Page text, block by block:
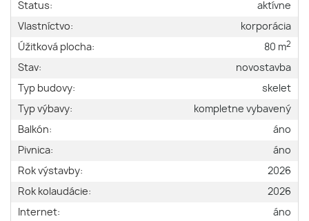
Status:
aktívne
Vlastníctvo:
korporácia
Úžitková plocha:
80 m2
Stav:
novostavba
Typ budovy:
skelet
Typ výbavy:
kompletne vybavený
Balkón:
áno
Pivnica:
áno
Rok výstavby:
2026
Rok kolaudácie:
2026
Internet:
áno